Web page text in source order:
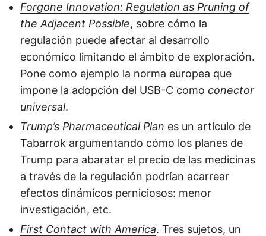
Forgone Innovation: Regulation as Pruning of
the Adjacent Possible, sobre cómo la
regulación puede afectar al desarrollo
económico limitando el ámbito de exploración.
Pone como ejemplo la norma europea que
impone la adopción del USB-C como conector
universal.
Trump’s Pharmaceutical Plan es un artículo de
Tabarrok argumentando cómo los planes de
Trump para abaratar el precio de las medicinas
a través de la regulación podrían acarrear
efectos dinámicos perniciosos: menor
investigación, etc.
First Contact with America. Tres sujetos, un